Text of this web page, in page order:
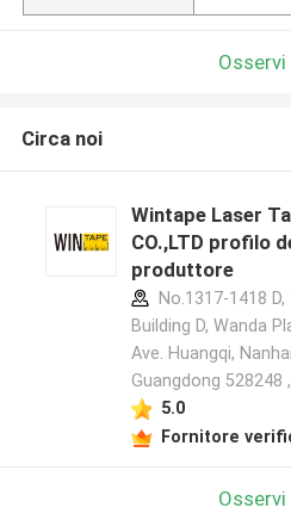
Osservi
Circa noi
Wintape Laser
CO.,LTD profilo
produttore
No.1317-1418 D,
Building D, Wanda
Ave. Huangqi,
Guangdong 528248
5.0
Fornitore
Osservi